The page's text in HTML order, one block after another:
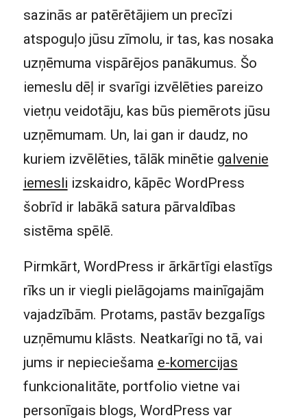
sazinās ar patērētājiem un precīzi
atspoguļo jūsu zīmolu, ir tas, kas nosaka
uzņēmuma vispārējos panākumus. Šo
iemeslu dēļ ir svarīgi izvēlēties pareizo
vietņu veidotāju, kas būs piemērots jūsu
uzņēmumam. Un, lai gan ir daudz, no
kuriem izvēlēties, tālāk minētie galvenie
iemesli izskaidro, kāpēc WordPress
šobrīd ir labākā satura pārvaldības
sistēma spēlē.
Pirmkārt, WordPress ir ārkārtīgi elastīgs
rīks un ir viegli pielāgojams mainīgajām
vajadzībām. Protams, pastāv bezgalīgs
uzņēmumu klāsts. Neatkarīgi no tā, vai
jums ir nepieciešama e-komercijas
funkcionalitāte, portfolio vietne vai
personīgais blogs, WordPress var